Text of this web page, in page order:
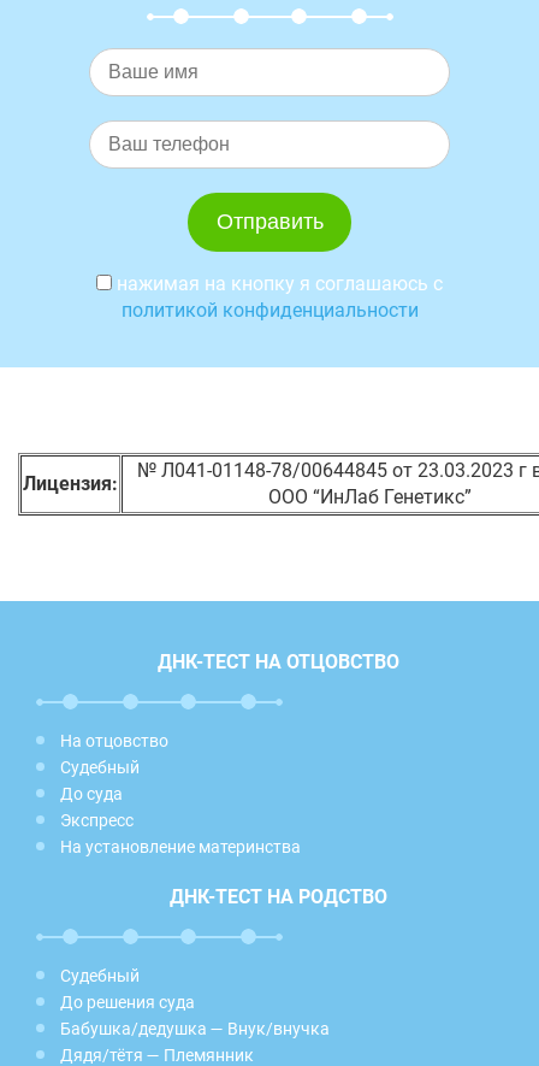
нажимая на кнопку я соглашаюсь с
политикой конфиденциальности
Лицензия:
№ Л041-01148-78/00644845 от 23.03.2023 г
ООО “ИнЛаб Генетикс”
ДНК-ТЕСТ НА ОТЦОВСТВО
На отцовство
Судебный
До суда
Экспресс
На установление материнства
ДНК-ТЕСТ НА РОДСТВО
Судебный
До решения суда
Бабушка/дедушка — Внук/внучка
Дядя/тётя — Племянник